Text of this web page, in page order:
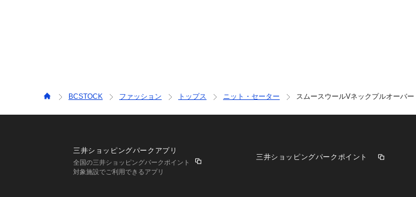
BCSTOCK ファッション トップス ニット・セーター スムースウールVネックプルオーバー
三井ショッピングパークアプリ
全国の三井ショッピングパークポイント
対象施設でご利用できるアプリ
三井ショッピングパークポイント